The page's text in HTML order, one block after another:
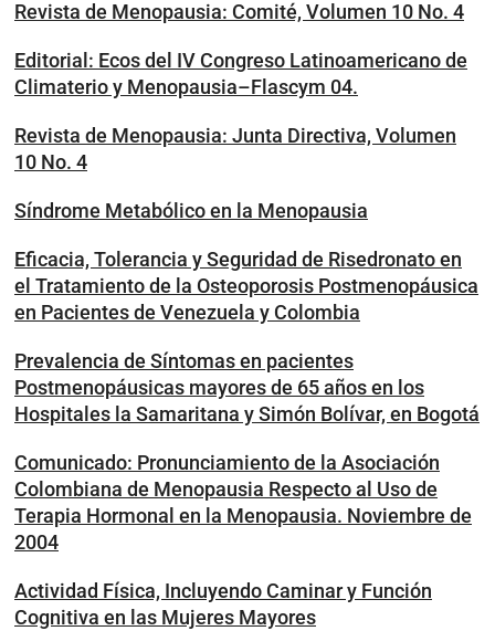
Revista de Menopausia: Comité, Volumen 10 No. 4
Editorial: Ecos del IV Congreso Latinoamericano de
Climaterio y Menopausia–Flascym 04.
Revista de Menopausia: Junta Directiva, Volumen
10 No. 4
Síndrome Metabólico en la Menopausia
Eficacia, Tolerancia y Seguridad de Risedronato en
el Tratamiento de la Osteoporosis Postmenopáusica
en Pacientes de Venezuela y Colombia
Prevalencia de Síntomas en pacientes
Postmenopáusicas mayores de 65 años en los
Hospitales la Samaritana y Simón Bolívar, en Bogotá
Comunicado: Pronunciamiento de la Asociación
Colombiana de Menopausia Respecto al Uso de
Terapia Hormonal en la Menopausia. Noviembre de
2004
Actividad Física, Incluyendo Caminar y Función
Cognitiva en las Mujeres Mayores